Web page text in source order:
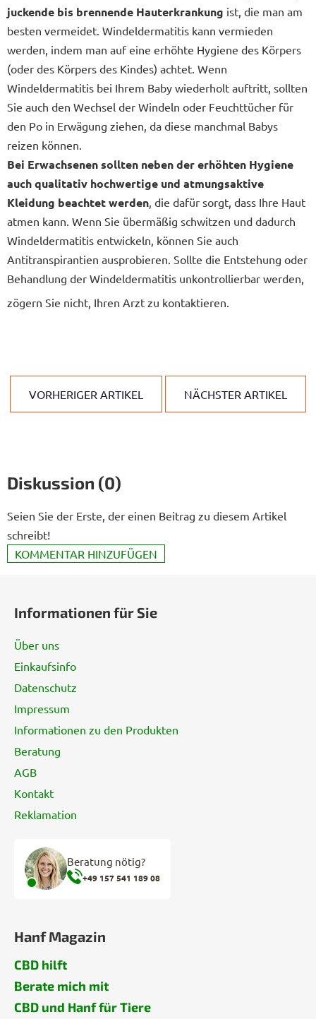
juckende bis brennende Hauterkrankung ist, die man am
besten vermeidet. Windeldermatitis kann vermieden
werden, indem man auf eine erhöhte Hygiene des Körpers
(oder des Körpers des Kindes) achtet. Wenn
Windeldermatitis bei Ihrem Baby wiederholt auftritt, sollten
Sie auch den Wechsel der Windeln oder Feuchttücher für
den Po in Erwägung ziehen, da diese manchmal Babys
reizen können.
Bei Erwachsenen sollten neben der erhöhten Hygiene
auch qualitativ hochwertige und atmungsaktive
Kleidung beachtet werden , die dafür sorgt, dass Ihre Haut
atmen kann. Wenn Sie übermäßig schwitzen und dadurch
Windeldermatitis entwickeln, können Sie auch
Antitranspirantien ausprobieren. Sollte die Entstehung oder
Behandlung der Windeldermatitis unkontrollierbar werden,
zögern Sie nicht, Ihren Arzt zu kontaktieren.
VORHERIGER ARTIKEL NÄCHSTER ARTIKEL
Diskussion (0)
Seien Sie der Erste, der einen Beitrag zu diesem Artikel
schreibt!
KOMMENTAR HINZUFÜGEN
Informationen für Sie
Über uns
Einkaufsinfo
Datenschutz
Impressum
Informationen zu den Produkten
Beratung
AGB
Kontakt
Reklamation
Beratung nötig?
+49 157 541 189 08
Hanf Magazin
CBD hilft
Berate mich mit
CBD und Hanf für Tiere